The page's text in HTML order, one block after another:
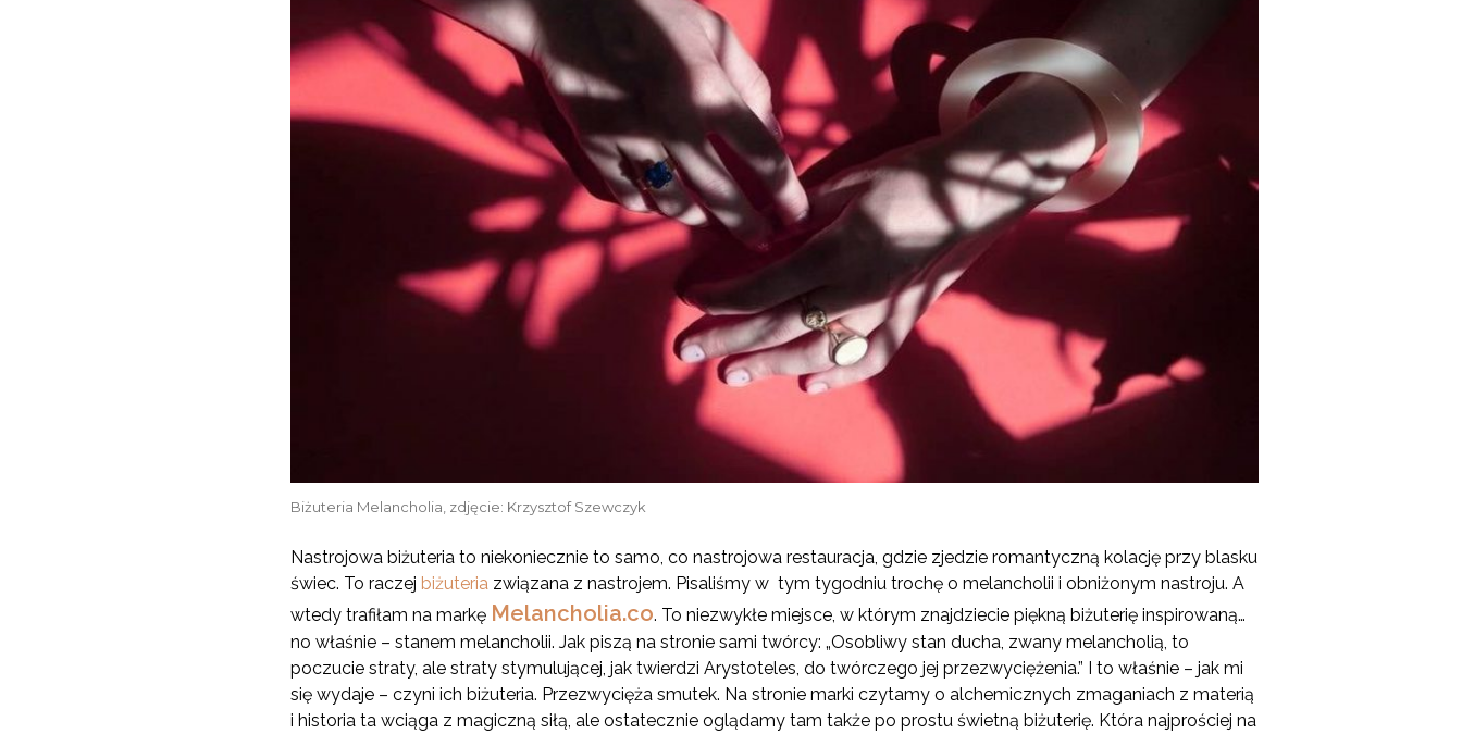
Biżuteria Melancholia, zdjęcie: Krzysztof Szewczyk
Nastrojowa biżuteria to niekoniecznie to samo, co nastrojowa restauracja, gdzie zjedzie romantyczną kolację przy blasku
świec. To raczej biżuteria związana z nastrojem. Pisaliśmy w tym tygodniu trochę o melancholii i obniżonym nastroju. A
wtedy trafiłam na markę Melancholia.co. To niezwykłe miejsce, w którym znajdziecie piękną biżuterię inspirowaną…
no właśnie – stanem melancholii. Jak piszą na stronie sami twórcy: „Osobliwy stan ducha, zwany melancholią, to
poczucie straty, ale straty stymulującej, jak twierdzi Arystoteles, do twórczego jej przezwyciężenia.” I to właśnie – jak mi
się wydaje – czyni ich biżuteria. Przezwycięża smutek. Na stronie marki czytamy o alchemicznych zmaganiach z materią
i historia ta wciąga z magiczną siłą, ale ostatecznie oglądamy tam także po prostu świetną biżuterię. Która najprościej na